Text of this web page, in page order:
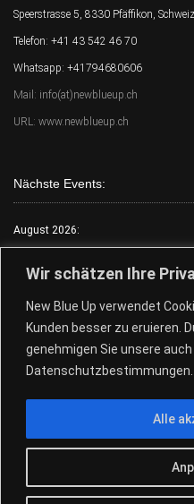
Wir schätzen Ihre
New Blue Up verwendet
Kunden besser zu eruieren.
genehmigen Sie unsere
Datenschutzbestimmungen.
Alle
Speerstrasse 5, 8330 Pfäffikon, Schweiz
Telefon: +41 43 542 46 70
Whatsapp: +41794680606
Mail: info(at)newblueup.ch
URL: www.newblueup.ch
Nächste Events:
August 2026:
Mi.:FKK Tag
Fr.:FKK Tag
28.+29.08.Pool Party
© 2026New Blue Up